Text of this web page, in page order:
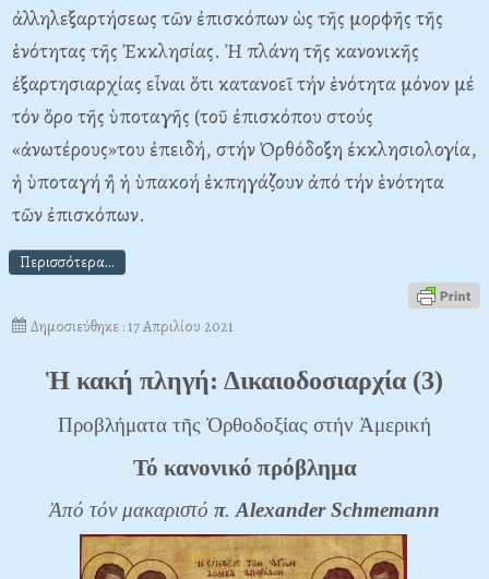
ἀλληλεξαρτήσεως τῶν ἐπισκόπων ὡς τῆς μορφῆς τῆς
ἑνότητας τῆς Ἐκκλησίας. Ἡ πλάνη τῆς κανονικῆς
ἐξαρτησιαρχίας εἶναι ὅτι κατανοεῖ τήν ἑνότητα μόνον μέ
τόν ὅρο τῆς ὑποταγῆς (τοῦ ἐπισκόπου στούς
«ἀνωτέρους»του ἐπειδή, στήν Ὀρθόδοξη ἐκκλησιολογία,
ἡ ὑποταγή ἢ ἡ ὑπακοή ἐκπηγάζουν ἀπό τήν ἑνότητα
τῶν ἐπισκόπων.
Περισσότερα...
Δημοσιεύθηκε : 17 Απριλίου 2021
Ἡ κακή πληγή: Δικαιοδοσιαρχία (3)
Προβλήματα τῆς Ὀρθοδοξίας στήν Ἀμερική
Τό κανονικό πρόβλημα
Ἀπό τόν μακαριστό π. Alexander Schmemann